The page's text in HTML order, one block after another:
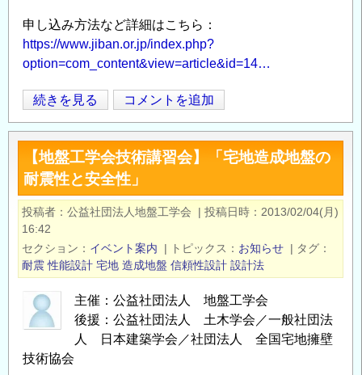
申し込み方法など詳細はこちら：
https://www.jiban.or.jp/index.php?
option=com_content&view=article&id=14…
【地
盤
工
学
会
技
術
講
習
会】
「地
学
続きを見る コメントを追加
【地盤工学会技術講習会】「宅地造成地盤の
耐震性と安全性」
投稿者 公益社団法人地盤工学会 | 投稿日時
2013/02/04(月)
16:42
セクション
イベント案内 | トピックス お知らせ | タグ
耐震 性能設計 宅地 造成地盤 信頼性設計 設計法
主催：公益社団法人 地盤工学会
後援：公益社団法人 土木学会／一般社団法
人 日本建築学会／社団法人 全国宅地擁壁
技術協会